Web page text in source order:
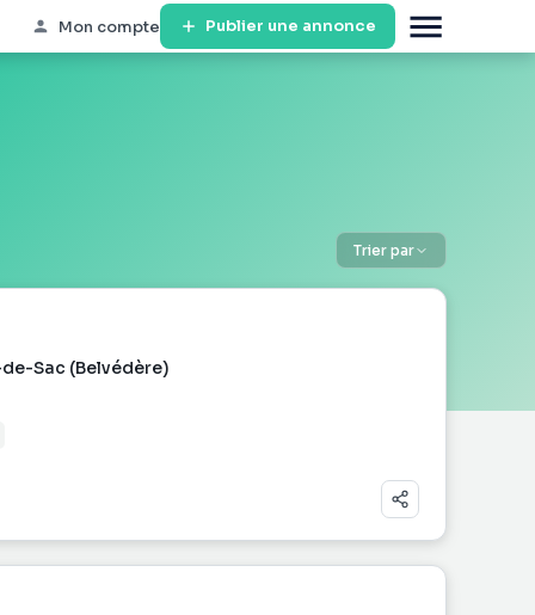
Mon compte Publier une annonce
Trier par
Sac (Belvédère)